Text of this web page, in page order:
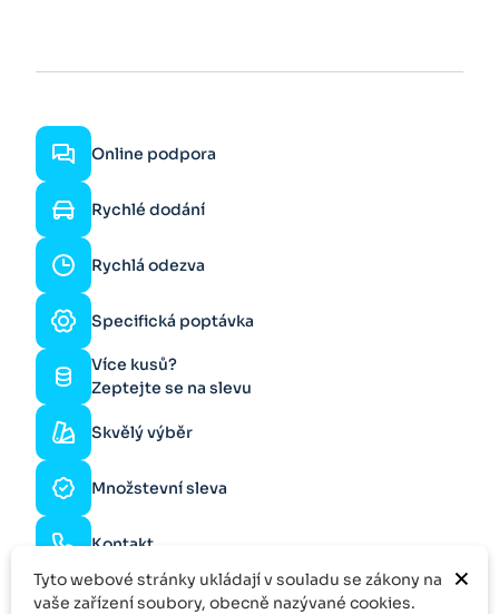
Online podpora
Rychlé dodání
Rychlá odezva
Specifická poptávka
Více kusů?
Zeptejte se na slevu
Skvělý výběr
Množstevní sleva
Kontakt
×
Tyto webové stránky ukládají v souladu se zákony na
vaše zařízení soubory, obecně nazývané cookies.